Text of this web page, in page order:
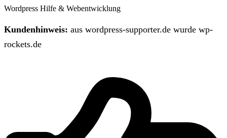
Wordpress Hilfe & Webentwicklung
Kundenhinweis: aus wordpress-supporter.de wurde wp-
rockets.de